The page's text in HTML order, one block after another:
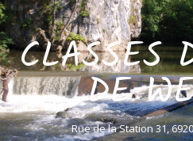
CLASSES
DE
Rue de la Station 31,